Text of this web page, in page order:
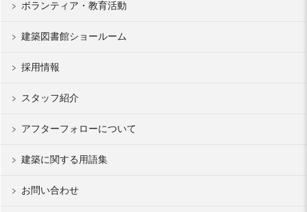
ボランティア・教育活動
建築図書館ショールーム
採用情報
スタッフ紹介
アフターフォローについて
建築に関する用語集
お問い合わせ